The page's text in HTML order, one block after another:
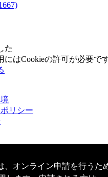
、オンライン申請を行うた
た
にはCookieの許可が必要で
リシー